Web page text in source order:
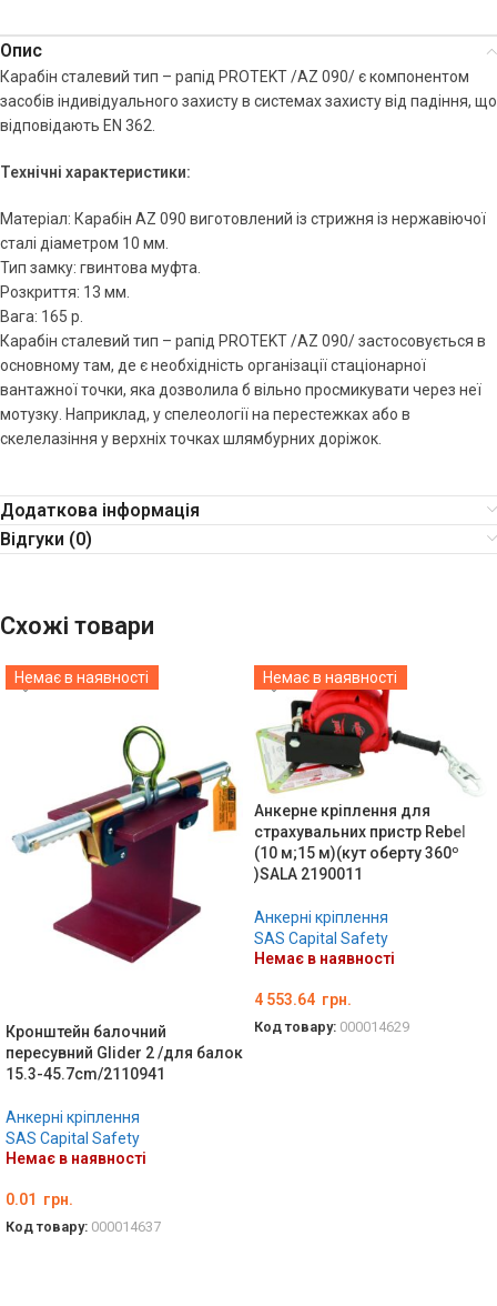
Опис
Карабін сталевий тип – рапід PROTEKT /AZ 090/ є компонентом
засобів індивідуального захисту в системах захисту від падіння, що
відповідають EN 362.
Технічні характеристики:
Матеріал: Карабін AZ 090 виготовлений із стрижня із нержавіючої
сталі діаметром 10 мм.
Тип замку: гвинтова муфта.
Розкриття: 13 мм.
Вага: 165 р.
Карабін сталевий тип – рапід PROTEKT /AZ 090/ застосовується в
основному там, де є необхідність організації стаціонарної
вантажної точки, яка дозволила б вільно просмикувати через неї
мотузку. Наприклад, у спелеології на перестежках або в
скелелазіння у верхніх точках шлямбурних доріжок.
Додаткова інформація
Відгуки (0)
Схожі товари
Немає в наявності
Кронштейн балочний
пересувний Glider 2 /для балок
15.3-45.7cm/2110941
Анкерні кріплення
SAS Capital Safety
Немає в наявності
0.01 грн.
Код товару: 000014637
Немає в наявності
Анкерне кріплення для
страхувальних пристр Rebel
(10 м;15 м)(кут оберту 360º
)SALA 2190011
Анкерні кріплення
SAS Capital Safety
Немає в наявності
4 553.64 грн.
Код товару: 000014629